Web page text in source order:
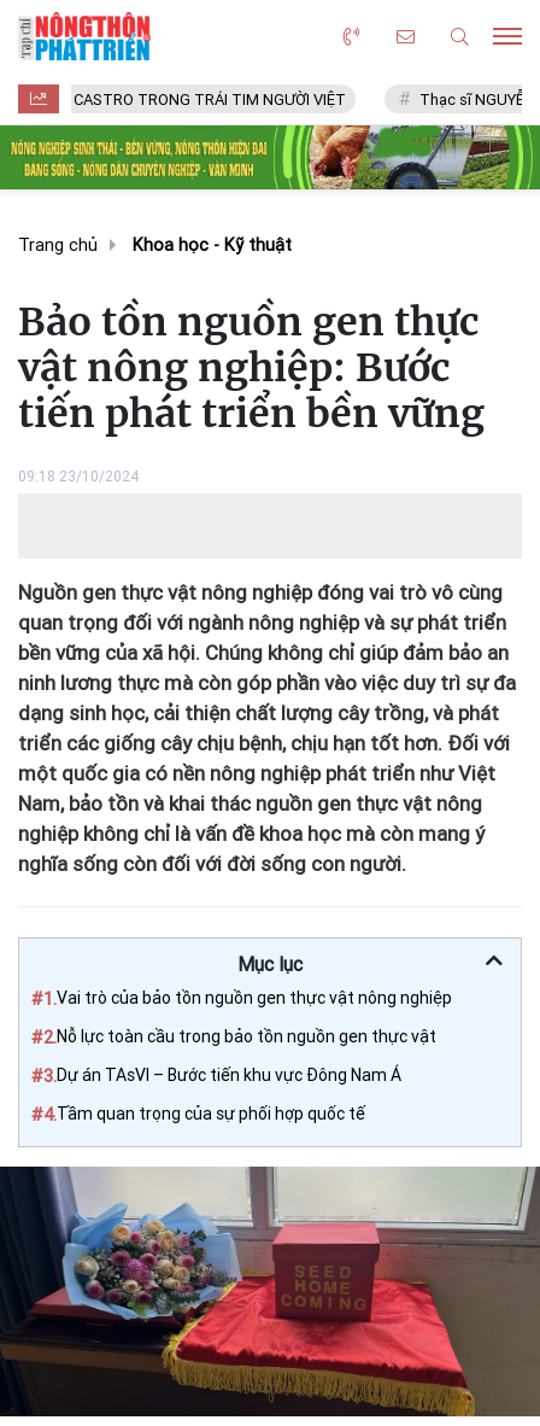
TRONG TRÁI TIM NGƯỜI VIỆT Thạc sĩ NGUYỄN VĂN CHÍ
Trang chủ Khoa học - Kỹ thuật
Bảo tồn nguồn gen thực
vật nông nghiệp: Bước
tiến phát triển bền vững
09:18 23/10/2024
Nguồn gen thực vật nông nghiệp đóng vai trò vô cùng
quan trọng đối với ngành nông nghiệp và sự phát triển
bền vững của xã hội. Chúng không chỉ giúp đảm bảo an
ninh lương thực mà còn góp phần vào việc duy trì sự đa
dạng sinh học, cải thiện chất lượng cây trồng, và phát
triển các giống cây chịu bệnh, chịu hạn tốt hơn. Đối với
một quốc gia có nền nông nghiệp phát triển như Việt
Nam, bảo tồn và khai thác nguồn gen thực vật nông
nghiệp không chỉ là vấn đề khoa học mà còn mang ý
nghĩa sống còn đối với đời sống con người.
Mục lục
#1.Vai trò của bảo tồn nguồn gen thực vật nông nghiệp
#2.Nỗ lực toàn cầu trong bảo tồn nguồn gen thực vật
#3.Dự án TAsVI – Bước tiến khu vực Đông Nam Á
#4.Tầm quan trọng của sự phối hợp quốc tế